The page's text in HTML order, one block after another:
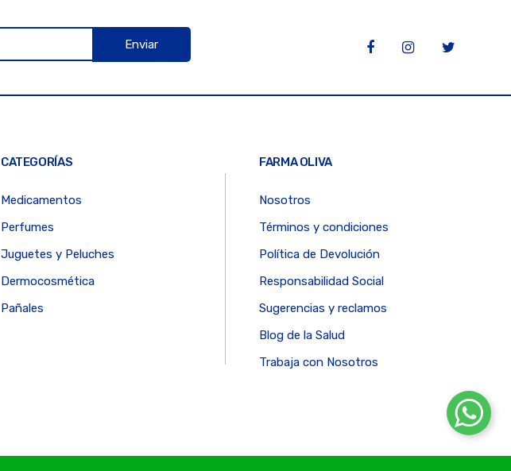
Enviar
CATEGORÍAS
Medicamentos
Perfumes
Juguetes y Peluches
Dermocosmética
Pañales
FARMA OLIVA
Nosotros
Términos y condiciones
Política de Devolución
Responsabilidad Social
Sugerencias y reclamos
Blog de la Salud
Trabaja con Nosotros